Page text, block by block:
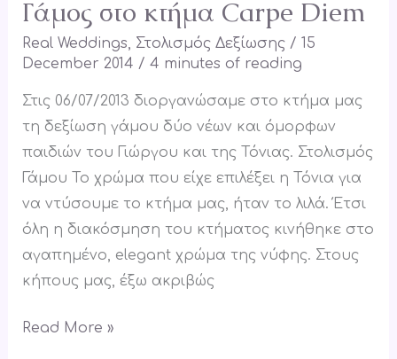
Γάμος στο κτήμα Carpe Diem
Real Weddings, Στολισμός Δεξίωσης/ 15
December 2014 / 4 minutes of reading
Στις 06/07/2013 διοργανώσαμε στο κτήμα μας
τη δεξίωση γάμου δύο νέων και όμορφων
παιδιών του Γιώργου και της Τόνιας. Στολισμός
Γάμου Το χρώμα που είχε επιλέξει η Τόνια για
να ντύσουμε το κτήμα μας, ήταν το λιλά. Έτσι
όλη η διακόσμηση του κτήματος κινήθηκε στο
αγαπημένο, elegant χρώμα της νύφης. Στους
κήπους μας, έξω ακριβώς
Read More »